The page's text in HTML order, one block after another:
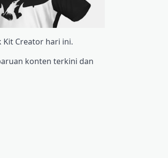
Creator hari ini.
konten terkini dan